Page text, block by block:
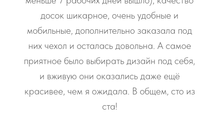
досок шикарное, очень удобные и
мобильные, дополнительно заказала под
них чехол и осталась довольна. А самое
приятное было выбирать дизайн под себя,
и вживую они оказались даже ещё
красивее, чем я ожидала. В общем, сто из
ста!